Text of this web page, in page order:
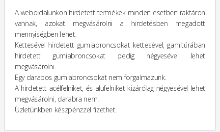
A weboldalunkon hirdetett termékek minden esetben raktáron
vannak, azokat megvásárolni a hirdetésben megadott
mennyiségben lehet.
Kettesével hirdetett gumiabroncsokat kettesével, garnitúrában
hirdetett gumiabroncsokat pedig négyesével lehet
megvásárolni.
Egy darabos gumiabroncsokat nem forgalmazunk.
A hirdetett acélfelniket, és alufelniket kizárólag négyesével lehet
megvásárolni, darabra nem.
Üzletünkben készpénzzel fizethet.